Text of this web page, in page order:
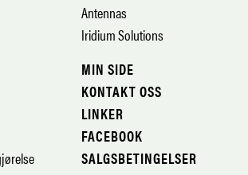
Antennas
Iridium Solutions
MIN SIDE
KONTAKT OSS
LINKER
FACEBOOK
SALGSBETINGELSER